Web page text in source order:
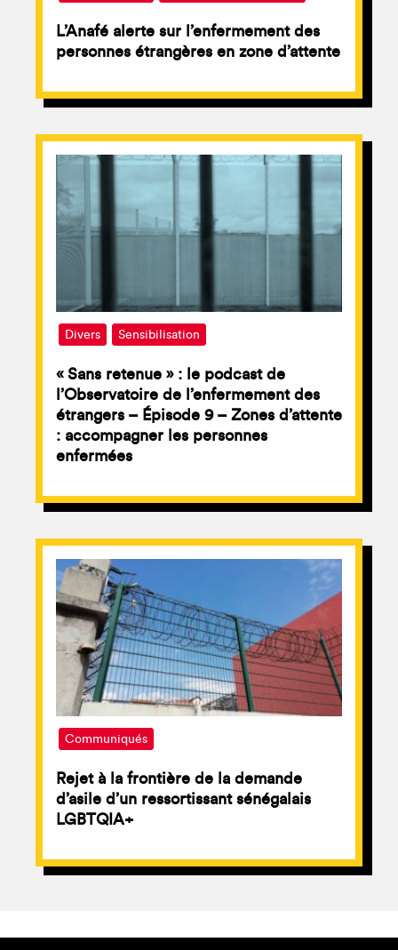
L’Anafé alerte sur l’enfermement des
personnes étrangères en zone d’attente
Divers Sensibilisation
« Sans retenue » : le podcast de
l’Observatoire de l’enfermement des
étrangers – Épisode 9 – Zones d’attente
: accompagner les personnes
enfermées
Communiqués
Rejet à la frontière de la demande
d’asile d’un ressortissant sénégalais
LGBTQIA+